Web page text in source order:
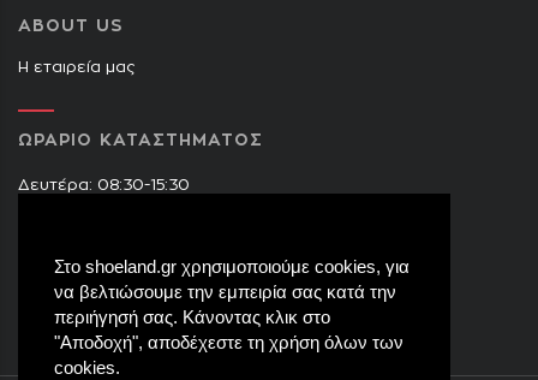
Στο shoeland.gr χρησιμοποιούμε cookies, για
να βελτιώσουμε την εμπειρία σας κατά την
περιήγησή σας. Κάνοντας κλικ στο
"Αποδοχή", αποδέχεστε τη χρήση όλων των
cookies.
ABOUT US
Η εταιρεία μας
ΩΡΑΡΙΟ ΚΑΤΑΣΤΗΜΑΤΟΣ
Δευτέρα: 08:30-15:30
Πέμπτη: 09:00-14:30 & 17:30-21:00
Παρασκευή: 09:00-14:30 & 17:30-21:00
Σάββατο: 08:30-15:30